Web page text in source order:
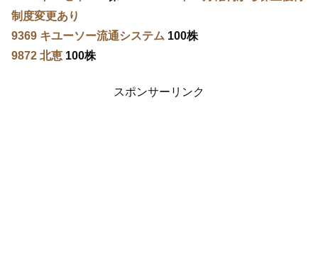
制度変更あり
9369 キユーソー流通システム 100株
9872 北恵 100株
スポンサーリンク